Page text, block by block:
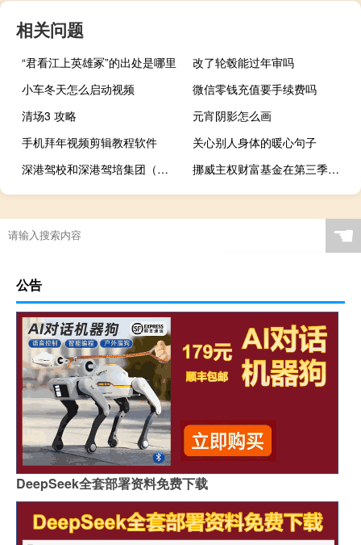
相关问题
“君看江上英雄冢”的出处是哪里
改了轮毂能过年审吗
小车冬天怎么启动视频
微信零钱充值要手续费吗
清场3 攻略
元宵阴影怎么画
手机拜年视频剪辑教程软件
关心别人身体的暖心句子
深港驾校和深港驾培集团（深圳深港驾校怎么样）
挪威主权财富基金在第三季度亏损了2.1%或340亿美元
☚
公告
DeepSeek全套部署资料免费下载